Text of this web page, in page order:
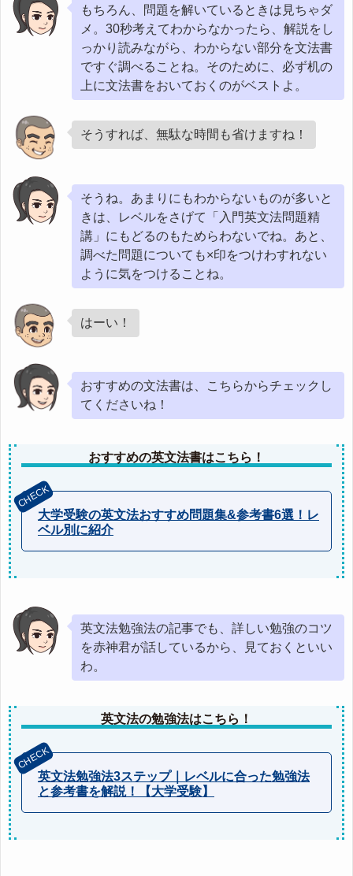
もちろん、問題を解いているときは見ちゃダ
メ。30秒考えてわからなかったら、解説をし
っかり読みながら、わからない部分を文法書
ですぐ調べることね。そのために、必ず机の
上に文法書をおいておくのがベストよ。
そうすれば、無駄な時間も省けますね！
そうね。あまりにもわからないものが多いと
きは、レベルをさげて「入門英文法問題精
講」にもどるのもためらわないでね。あと、
調べた問題についても×印をつけわすれない
ように気をつけることね。
はーい！
おすすめの文法書は、こちらからチェックし
てくださいね！
おすすめの英文法書はこちら！
大学受験の英文法おすすめ問題集&参考書6選！レ
ベル別に紹介
英文法勉強法の記事でも、詳しい勉強のコツ
を赤神君が話しているから、見ておくといい
わ。
英文法の勉強法はこちら！
英文法勉強法3ステップ｜レベルに合った勉強法
と参考書を解説！【大学受験】